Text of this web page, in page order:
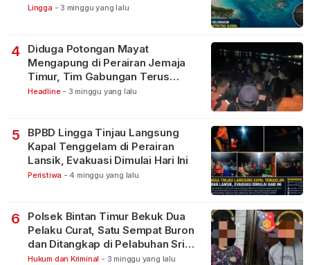
Lingga - 3 minggu yang lalu
4
Diduga Potongan Mayat
Mengapung di Perairan Jemaja
Timur, Tim Gabungan Terus
Lakukan Pencarian
Headline - 3 minggu yang lalu
5
BPBD Lingga Tinjau Langsung
Kapal Tenggelam di Perairan
Lansik, Evakuasi Dimulai Hari Ini
Peristiwa - 4 minggu yang lalu
6
Polsek Bintan Timur Bekuk Dua
Pelaku Curat, Satu Sempat Buron
dan Ditangkap di Pelabuhan Sri
Bintan Pura
Hukum dan Kriminal - 3 minggu yang lalu